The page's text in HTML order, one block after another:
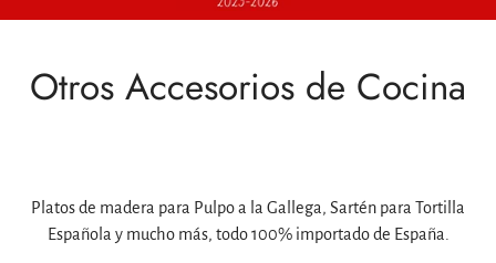
Otros Accesorios de Cocina
Platos de madera para Pulpo a la Gallega, Sartén para Tortilla
Española y mucho más, todo 100% importado de España.